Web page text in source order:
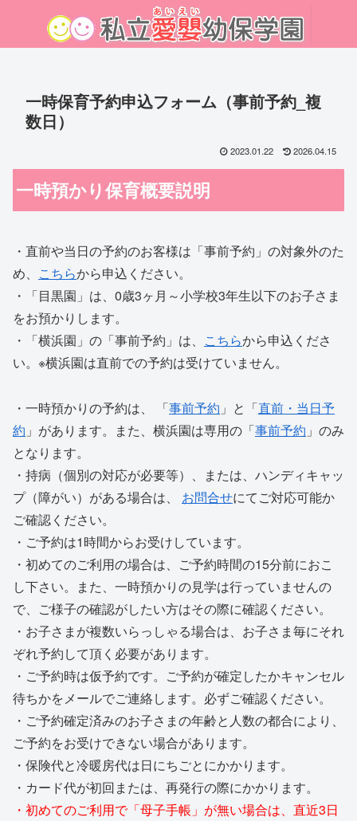
一時保育予約申込フォーム（事前予約_複
数日）
2023.01.22 2026.04.15
一時預かり保育概要説明
・直前や当日の予約のお客様は「事前予約」の対象外のた
め、 こちらから申込ください。
・「目黒園」は、0歳3ヶ月～小学校3年生以下のお子さま
をお預かりします。
・「横浜園」の「事前予約」は、 こちらから申込くださ
い。※横浜園は直前での予約は受けていません。
・一時預かりの予約は、 「事前予約 」と「直前・当日予
約 」があります。また、横浜園は専用の「事前予約 」のみ
となります。
・持病（個別の対応が必要等）、または、ハンディキャッ
プ（障がい）がある場合は、 お問合せにてご対応可能か
ご確認ください。
・ご予約は1時間からお受けしています。
・初めてのご利用の場合は、ご予約時間の15分前におこ
し下さい。また、一時預かりの見学は行っていませんの
で、ご様子の確認がしたい方はその際に確認ください。
・お子さまが複数いらっしゃる場合は、お子さま毎にそれ
ぞれ予約して頂く必要があります。
・ご予約時は仮予約です。ご予約が確定したかキャンセル
待ちかをメールでご連絡します。必ずご確認ください。
・ご予約確定済みのお子さまの年齢と人数の都合により、
ご予約をお受けできない場合があります。
・保険代と冷暖房代は日にちごとにかかります。
・カード代が初回または、再発行の際にかかります。
・初めてのご利用で「母子手帳」が無い場合は、直近3日